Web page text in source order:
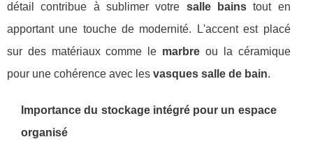
détail contribue à sublimer votre salle bainstout en
apportant une touche de modernité. L'accent est placé
sur des matériaux comme le marbre ou la céramique
pour une cohérence avec les vasques salle de bain.
Importance du stockage intégré pour un espace
organisé